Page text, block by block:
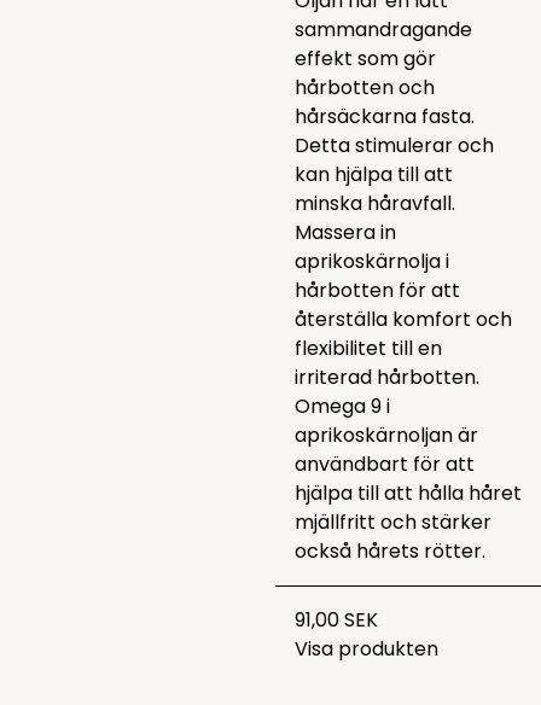
sammandragande
effekt som gör
hårbotten och
hårsäckarna fasta.
Detta stimulerar och
kan hjälpa till att
minska håravfall.
Massera in
aprikoskärnolja i
hårbotten för att
återställa komfort och
flexibilitet till en
irriterad hårbotten.
Omega 9 i
aprikoskärnoljan är
användbart för att
hjälpa till att hålla håret
mjällfritt och stärker
också hårets rötter.
91,00 SEK
Visa produkten